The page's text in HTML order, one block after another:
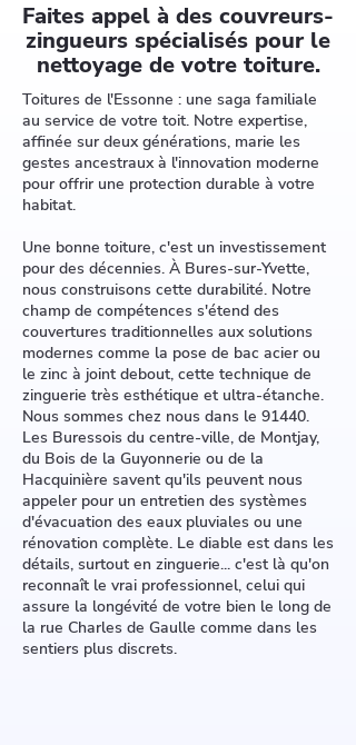
Faites appel à des couvreurs-
zingueurs spécialisés pour le
nettoyage de votre toiture.
Toitures de l'Essonne : une saga familiale
au service de votre toit. Notre expertise,
affinée sur deux générations, marie les
gestes ancestraux à l'innovation moderne
pour offrir une protection durable à votre
habitat.
Une bonne toiture, c'est un investissement
pour des décennies. À Bures-sur-Yvette,
nous construisons cette durabilité. Notre
champ de compétences s'étend des
couvertures traditionnelles aux solutions
modernes comme la pose de bac acier ou
le zinc à joint debout, cette technique de
zinguerie très esthétique et ultra-étanche.
Nous sommes chez nous dans le 91440.
Les Buressois du centre-ville, de Montjay,
du Bois de la Guyonnerie ou de la
Hacquinière savent qu'ils peuvent nous
appeler pour un entretien des systèmes
d'évacuation des eaux pluviales ou une
rénovation complète. Le diable est dans les
détails, surtout en zinguerie... c'est là qu'on
reconnaît le vrai professionnel, celui qui
assure la longévité de votre bien le long de
la rue Charles de Gaulle comme dans les
sentiers plus discrets.